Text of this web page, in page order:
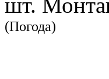
(Погода)